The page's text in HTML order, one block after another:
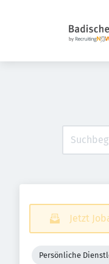
Jetzt
Persönliche